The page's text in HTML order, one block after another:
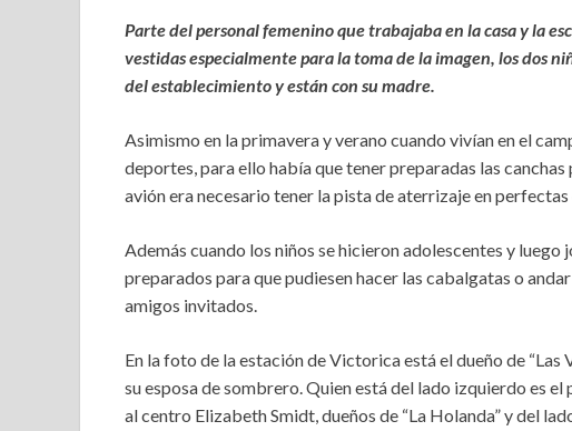
Parte del personal femenino que trabajaba en la casa y la
vestidas especialmente para la toma de la imagen, los dos
del establecimientoy están con su madre.
Asimismo en la primavera y verano cuando vivían en el
deportes, para ello había que tener preparadas las
avión era necesario tener la pista de aterrizaje en
Además cuando los niños se hicieron adolescentes y luego
preparados para que pudiesen hacer las cabalgatas o
amigos invitados.
En la foto de la estación de Victorica está el dueño de
su esposa de sombrero. Quien está del lado izquierdo es
al centro Elizabeth Smidt, dueños de “La Holanda” y del